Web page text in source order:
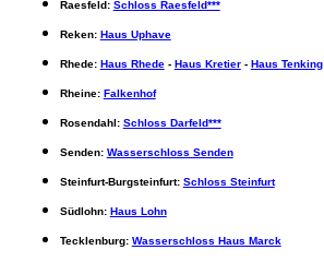
Raesfeld: Schloss Raesfeld***
Reken: Haus Uphave
Rhede: Haus Rhede- Haus Kretier- Haus Tenking
Rheine: Falkenhof
Rosendahl: Schloss Darfeld***
Senden: Wasserschloss Senden
Steinfurt-Burgsteinfurt: Schloss Steinfurt
Südlohn: Haus Lohn
Tecklenburg: Wasserschloss Haus Marck